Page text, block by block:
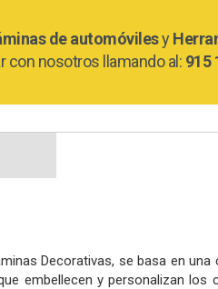
de automóvilesy
con nosotros llamando al: 915
Decorativas, se basa en una
embellecen y personalizan los